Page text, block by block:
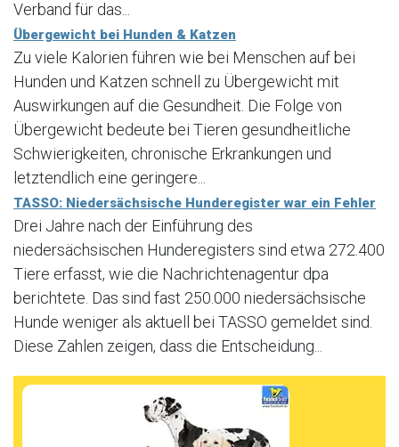
Verband für das...
Übergewicht bei Hunden & Katzen
Zu viele Kalorien führen wie bei Menschen auf bei
Hunden und Katzen schnell zu Übergewicht mit
Auswirkungen auf die Gesundheit. Die Folge von
Übergewicht bedeute bei Tieren gesundheitliche
Schwierigkeiten, chronische Erkrankungen und
letztendlich eine geringere...
TASSO: Niedersächsische Hunderegister war ein Fehler
Drei Jahre nach der Einführung des
niedersächsischen Hunderegisters sind etwa 272.400
Tiere erfasst, wie die Nachrichtenagentur dpa
berichtete. Das sind fast 250.000 niedersächsische
Hunde weniger als aktuell bei TASSO gemeldet sind.
Diese Zahlen zeigen, dass die Entscheidung...